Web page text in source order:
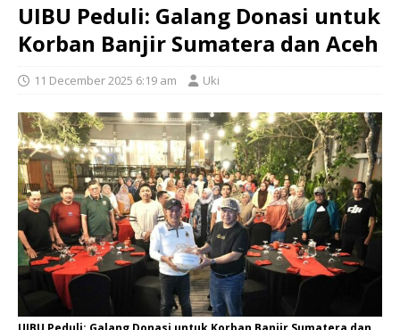
UIBU Peduli: Galang Donasi untuk
Korban Banjir Sumatera dan Aceh
11 December 2025 6:19 am Uki